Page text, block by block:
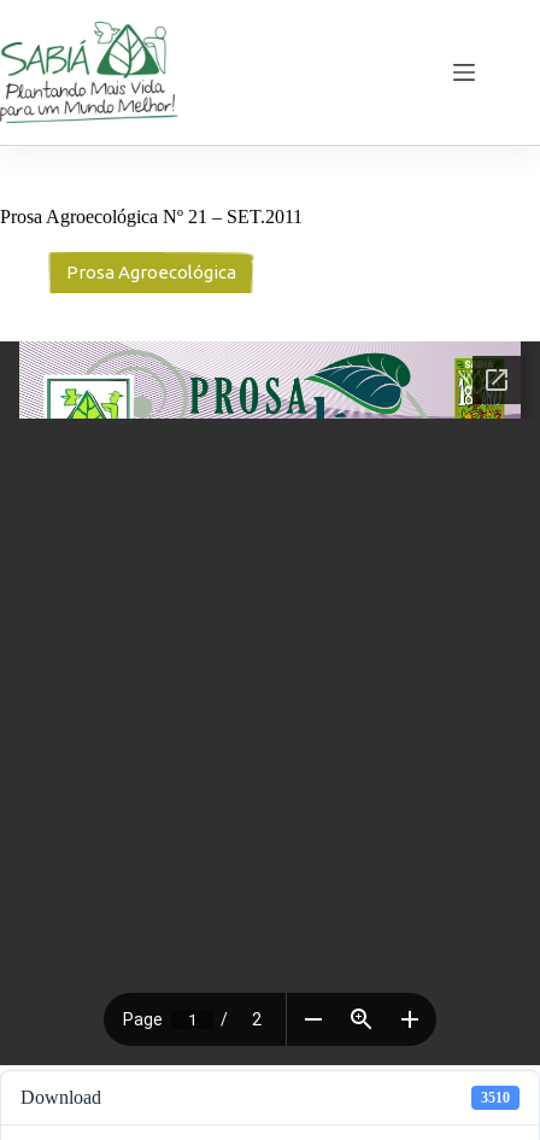
o
conteúdo
Prosa Agroecológica Nº 21 – SET.2011
Prosa Agroecológica
Download 3510